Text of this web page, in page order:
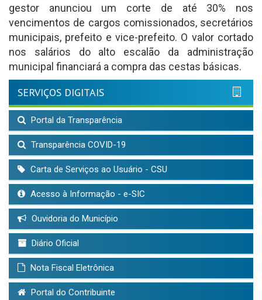
gestor anunciou um corte de até 30% nos
vencimentos de cargos comissionados, secretários
municipais, prefeito e vice-prefeito. O valor cortado
nos salários do alto escalão da administração
municipal financiará a compra das cestas básicas.
SERVIÇOS DIGITAIS
Portal da Transparência
Transparência COVID-19
Carta de Serviços ao Usuário - CSU
Acesso à Informação - e-SIC
Ouvidoria do Município
Diário Oficial
Nota Fiscal Eletrônica
Portal do Contribuinte